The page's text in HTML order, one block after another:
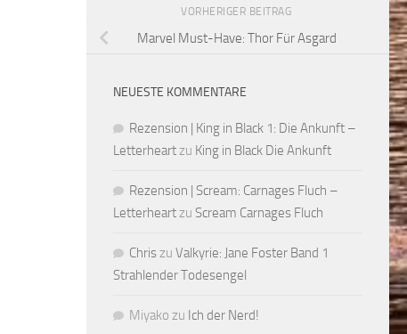
VORHERIGER BEITRAG
Marvel Must-Have: Thor Für Asgard
NEUESTE KOMMENTARE
Rezension | King in Black 1: Die Ankunft –
Letterheartzu King in Black Die Ankunft
Rezension | Scream: Carnages Fluch –
Letterheartzu Scream Carnages Fluch
Chriszu Valkyrie: Jane Foster Band 1
Strahlender Todesengel
Miyako zu Ich der Nerd!